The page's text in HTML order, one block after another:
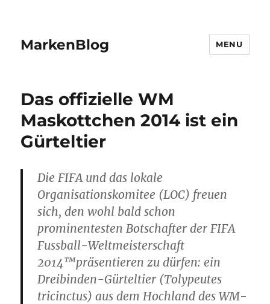
MarkenBlog MENU
Das offizielle WM
Maskottchen 2014 ist ein
Gürteltier
Die FIFA und das lokale
Organisationskomitee (LOC) freuen
sich, den wohl bald schon
prominentesten Botschafter der FIFA
Fussball-Weltmeisterschaft
2014™präsentieren zu dürfen: ein
Dreibinden-Gürteltier (Tolypeutes
tricinctus) aus dem Hochland des WM-